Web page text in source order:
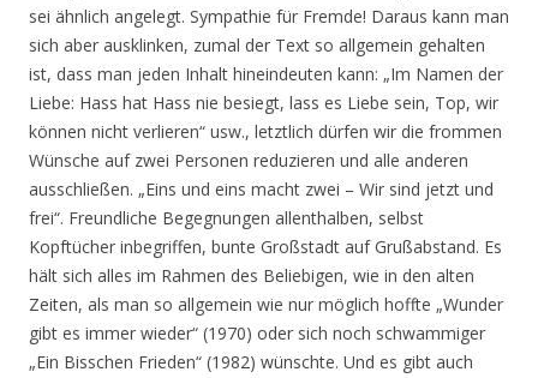
sei ähnlich angelegt. Sympathie für Fremde! Daraus kann man
sich aber ausklinken, zumal der Text so allgemein gehalten
ist, dass man jeden Inhalt hineindeuten kann: „Im Namen der
Liebe: Hass hat Hass nie besiegt, lass es Liebe sein, Top, wir
können nicht verlieren“ usw., letztlich dürfen wir die frommen
Wünsche auf zwei Personen reduzieren und alle anderen
ausschließen. „Eins und eins macht zwei – Wir sind jetzt und
frei“. Freundliche Begegnungen allenthalben, selbst
Kopftücher inbegriffen, bunte Großstadt auf Grußabstand. Es
hält sich alles im Rahmen des Beliebigen, wie in den alten
Zeiten, als man so allgemein wie nur möglich hoffte „Wunder
gibt es immer wieder“ (1970) oder sich noch schwammiger
„Ein Bisschen Frieden“ (1982) wünschte. Und es gibt auch